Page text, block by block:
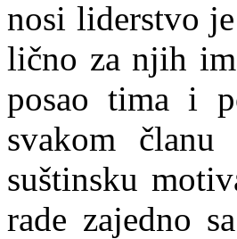
nosi liderstvo
lično za njih
posao tima i
svakom
suštinsku
rade zajedno